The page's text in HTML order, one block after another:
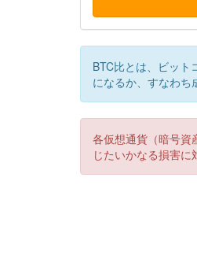
BTC比とは、ビット
になるか、すなわち
各仮想通貨（暗号資
じたいかなる損害に